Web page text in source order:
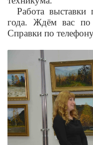
Работа
года. Ждём вас по
Справки по